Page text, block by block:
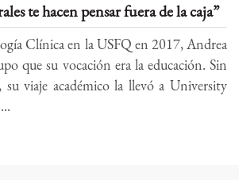
te hacen pensar fuera de la caja”
Clínica en la USFQ en 2017, Andrea
que su vocación era la educación. Sin
viaje académico la llevó a University